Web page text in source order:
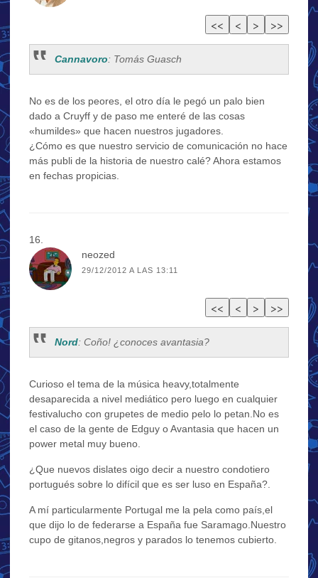
Cannavoro: Tomás Guasch
No es de los peores, el otro día le pegó un palo bien
dado a Cruyff y de paso me enteré de las cosas
«humildes» que hacen nuestros jugadores.
¿Cómo es que nuestro servicio de comunicación no hace
más publi de la historia de nuestro calé? Ahora estamos
en fechas propicias.
neozed
29/12/2012 A LAS 13:11
Nord: Coño! ¿conoces avantasia?
Curioso el tema de la música heavy,totalmente
desaparecida a nivel mediático pero luego en cualquier
festivalucho con grupetes de medio pelo lo petan.No es
el caso de la gente de Edguy o Avantasia que hacen un
power metal muy bueno.
¿Que nuevos dislates oigo decir a nuestro condotiero
portugués sobre lo difícil que es ser luso en España?.
A mí particularmente Portugal me la pela como país,el
que dijo lo de federarse a España fue Saramago.Nuestro
cupo de gitanos,negros y parados lo tenemos cubierto.